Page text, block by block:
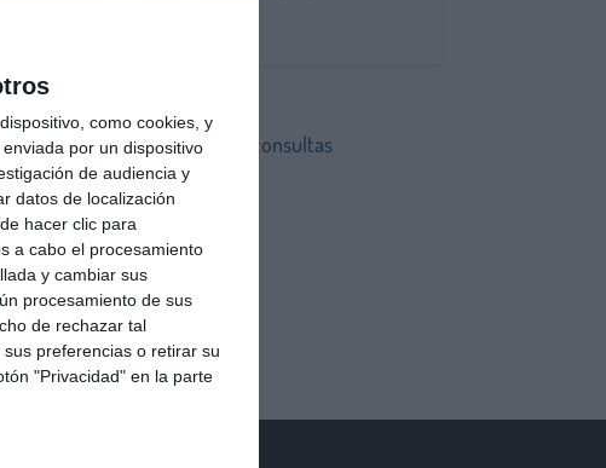
como cookies, y
por un dispositivo
de audiencia y
datos de localización
hacer clic para
a cabo el procesamiento
y cambiar sus
procesamiento de sus
de rechazar tal
preferencias o retirar su
"Privacidad" en la parte
Estas son nuestras consultas
Consulta en Sevilla
Consulta en Madrid